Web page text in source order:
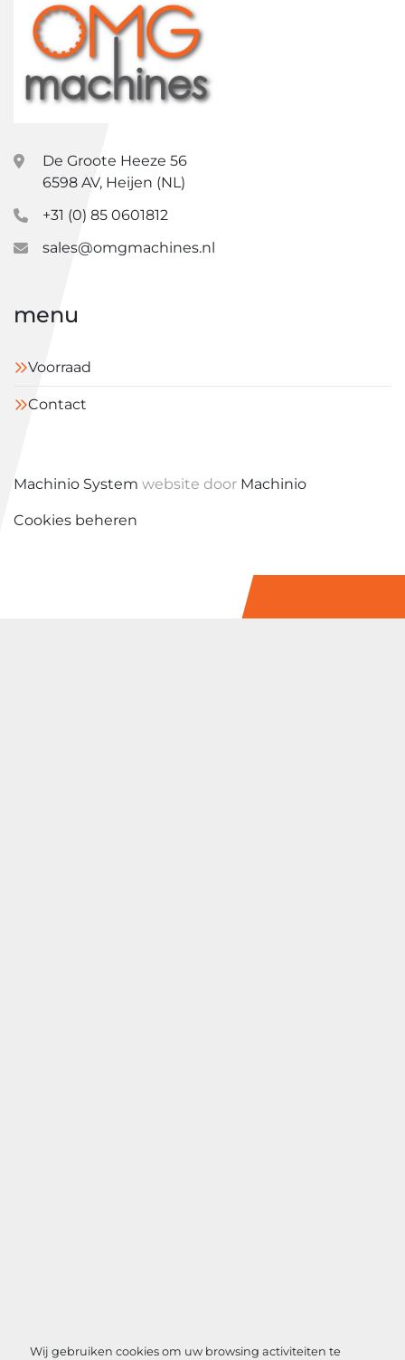
Wij gebruiken cookies om uw browsing activiteiten te
De Groote Heeze 56
6598 AV, Heijen (NL)
+31 (0) 85 0601812
sales@omgmachines.nl
menu
Voorraad
Contact
Machinio System website door Machinio
Cookies beheren